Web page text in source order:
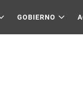
GOBIERNO